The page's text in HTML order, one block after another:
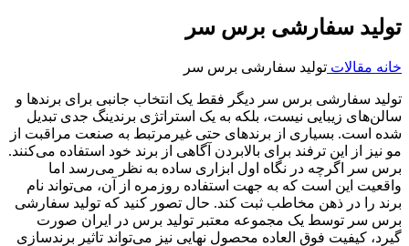
تولید سفارشی برس سر
خانه مقالات تولید سفارشی برس سر
تولید سفارشی برس سر دیگر فقط یک انتخاب جانبی برای برندها و
سالن‌های زیبایی نیست، بلکه به یک استراتژی برندینگ جدی تبدیل
شده است. بسیاری از برندهای حتی غیرمرتبط به صنعت مراقبت از
مو نیز از این ترفند برای بالابردن آگاهی از برند خود استفاده می‌کنند.
برس سر اگرچه در نگاه اول ابزاری ساده به نظر می‌رسد اما
واقعیت این است که به جهت استفاده روزمره از آن، می‌تواند نام
برند را در ذهن مخاطب ثبت کند. حال تصور کنید که تولید سفارشی
برس سر توسط یک مجموعه معتبر تولید برس در ایران صورت
گیرد، کیفیت فوق العاده محصول نهایی نیز می‌تواند تاثیر برندسازی